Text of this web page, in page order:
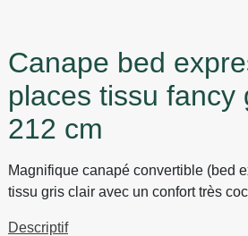
canape bed express 140 soring 3
places tissu fancy
212 cm
Magnifique canapé convertible (bed
tissu gris clair avec un confort très
Descriptif